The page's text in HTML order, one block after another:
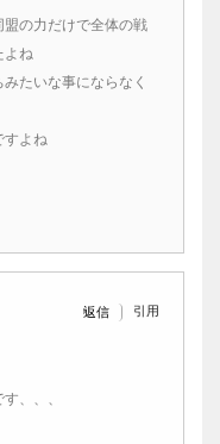
の力だけで全体の戦
よね
たいな事にならなく
すよね
返信 引用
、、、